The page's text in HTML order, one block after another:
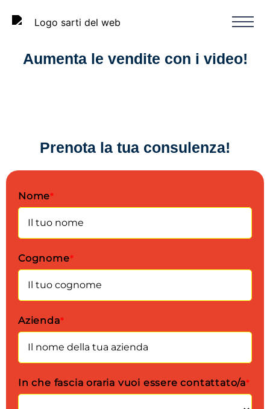
Aumenta le vendite con i video!
Prenota la tua consulenza!
Nome*
Cognome*
Azienda*
In che fascia oraria vuoi essere contattato/a*